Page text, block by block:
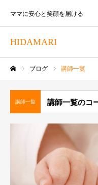
HIDAMARI
ママに安心と笑顔を届ける
ブログ 講師一覧
講師一覧 講師一覧のコ